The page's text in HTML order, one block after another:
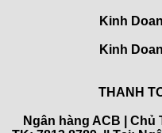
Kinh
Kinh
THANH
Ngân hàng ACB |